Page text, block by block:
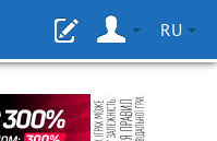
RU